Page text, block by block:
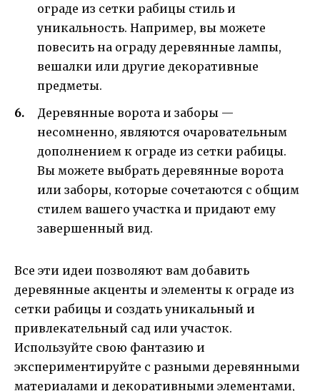
ограде из сетки рабицы стиль и
уникальность. Например, вы можете
повесить на ограду деревянные лампы,
вешалки или другие декоративные
предметы.
Деревянные ворота и заборы —
несомненно, являются очаровательным
дополнением к ограде из сетки рабицы.
Вы можете выбрать деревянные ворота
или заборы, которые сочетаются с общим
стилем вашего участка и придают ему
завершенный вид.
Все эти идеи позволяют вам добавить
деревянные акценты и элементы к ограде из
сетки рабицы и создать уникальный и
привлекательный сад или участок.
Используйте свою фантазию и
экспериментируйте с разными деревянными
материалами и декоративными элементами,